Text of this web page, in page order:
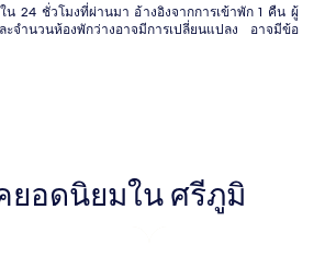
24 ชั่วโมงที่ผ่านมา อ้างอิงจากการเข้าพัก 1 คืน ผู้
ำนวนห้องพักว่างอาจมีการเปลี่ยนแปลง อาจมีข้อ
อดนิยมใน ศรีภูมิ